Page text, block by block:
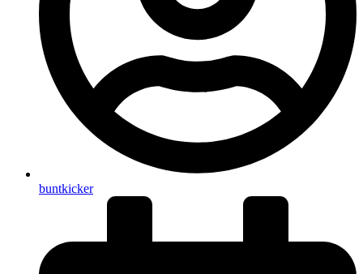
buntkicker